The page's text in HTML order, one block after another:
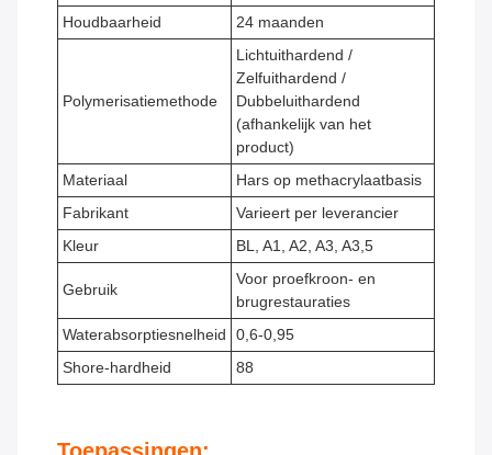
Houdbaarheid
24 maanden
Polymerisatiemethode
Lichtuithardend /
Zelfuithardend /
Dubbeluithardend
(afhankelijk van het
product)
Materiaal
Hars op methacrylaatbasis
Fabrikant
Varieert per leverancier
Kleur
BL, A1, A2, A3, A3,5
Gebruik
Voor proefkroon- en
brugrestauraties
Waterabsorptiesnelheid
0,6-0,95
Shore-hardheid
88